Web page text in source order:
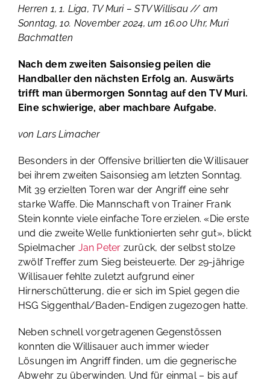
Herren 1, 1. Liga, TV Muri – STV Willisau // am
Sonntag, 10. November 2024, um 16.00 Uhr, Muri
Bachmatten
Nach dem zweiten Saisonsieg peilen die
Handballer den nächsten Erfolg an. Auswärts
trifft man übermorgen Sonntag auf den TV Muri.
Eine schwierige, aber machbare Aufgabe.
von Lars Limacher
Besonders in der Offensive brillierten die Willisauer
bei ihrem zweiten Saisonsieg am letzten Sonntag.
Mit 39 erzielten Toren war der Angriff eine sehr
starke Waffe. Die Mannschaft von Trainer Frank
Stein konnte viele einfache Tore erzielen. «Die erste
und die zweite Welle funktionierten sehr gut», blickt
Spielmacher Jan Peter zurück, der selbst stolze
zwölf Treffer zum Sieg beisteuerte. Der 29-jährige
Willisauer fehlte zuletzt aufgrund einer
Hirnerschütterung, die er sich im Spiel gegen die
HSG Siggenthal/Baden-Endigen zugezogen hatte.
Neben schnell vorgetragenen Gegenstössen
konnten die Willisauer auch immer wieder
Lösungen im Angriff finden, um die gegnerische
Abwehr zu überwinden. Und für einmal – bis auf